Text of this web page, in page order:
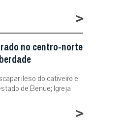
>
no centro-norte
ileso do cativeiro e
de Benue; Igreja
>